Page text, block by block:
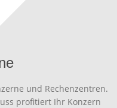
und Rechenzentren.
profitiert Ihr Konzern